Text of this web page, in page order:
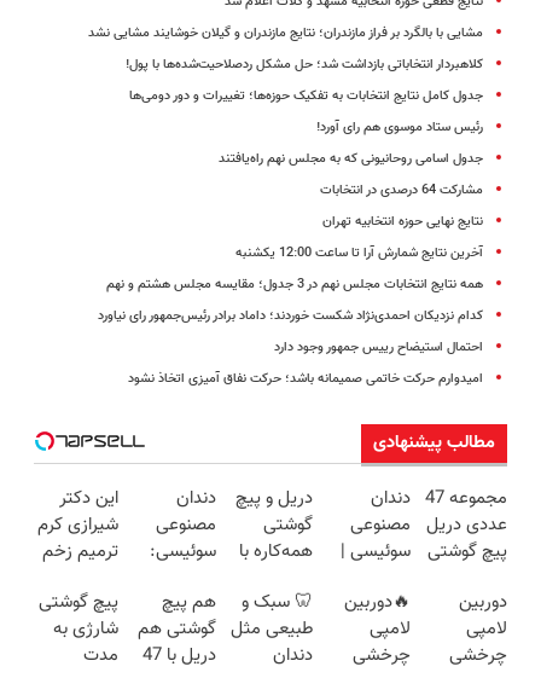
مشایی با بالگرد بر فراز مازندران؛ نتایج مازندران و گیلان خوشایند مشایی نشد
کلاهبردار انتخاباتی بازداشت شد؛ حل مشکل ردصلاحیت‌شده‌ها با پول!
جدول کامل نتایج انتخابات به تفکیک حوزه‌ها؛ تغییرات و دور دومی‌ها
رئیس ستاد موسوی هم رای آورد!
جدول اسامی روحانیونی که به مجلس نهم راه‌یافتند
مشارکت 64 درصدی در انتخابات
نتایج نهایی حوزه انتخابیه تهران
آخرین نتایج شمارش آرا تا ساعت 12:00 یکشنبه
همه نتایج انتخابات مجلس نهم در 3 جدول؛ مقایسه مجلس هشتم و نهم
کدام نزدیکان احمدی‌نژاد شکست خوردند؛ داماد برادر رئیس‌جمهور رای نیاورد
احتمال استیضاح رییس جمهور وجود دارد
امیدوارم حرکت خاتمی صمیمانه باشد؛ حرکت نفاق آمیزی اتخاذ نشود
مطالب پیشنهادی
مجموعه 47
عددی دریل
پیچ گوشتی
(تخفیف به
مدت
محدود)
دندان
مصنوعی
سوئیسی |
مقاوم،
طبیعی!
ویزیت
دریل و پیچ
گوشتی
همه‌کاره با
هوشمند ⚙️
(نصف
قیمت بازار
دندان
مصنوعی
سوئیسی:
فناوری
اروپا، سبک
و مقاوم |
این دکتر
شیرازی کرم
ترمیم زخم
ساخت!!!
دوربین
لامپی
چرخشی
🔥دوربین
لامپی
چرخشی
🦷 سبک و
طبیعی مثل
دندان
هم پیچ
گوشتی هم
دریل با 47
پیچ گوشتی
شارژی به
مدت